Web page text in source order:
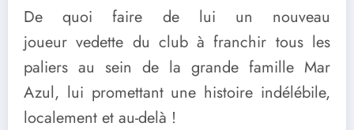
De quoi faire de lui un nouveau
joueur vedette du club à franchir tous les
paliers au sein de la grande famille Mar
Azul, lui promettant une histoire indélébile,
localement et au-delà !